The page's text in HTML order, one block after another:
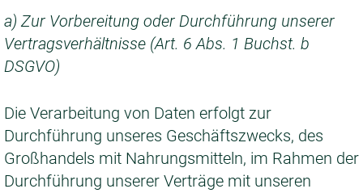
a) Zur Vorbereitung oder Durchführung unserer
Vertragsverhältnisse (Art. 6 Abs. 1 Buchst. b
DSGVO)
Die Verarbeitung von Daten erfolgt zur
Durchführung unseres Geschäftszwecks, des
Großhandels mit Nahrungsmitteln, im Rahmen der
Durchführung unserer Verträge mit unseren